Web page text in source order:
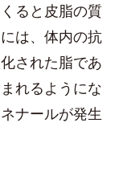
ると皮脂の質
は、体内の抗
された脂であ
れるようにな
ナールが発生